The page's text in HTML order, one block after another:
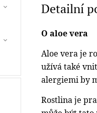
Detailní
O aloe vera
Aloe vera je
užívá také
alergiemi by
Rostlina je